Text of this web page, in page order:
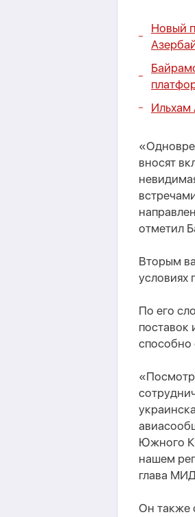
Новый
Ильхам
вносят
отметил
Вторым
условиях
По его
поставок
способно
Южного
нашем
глава
Он также